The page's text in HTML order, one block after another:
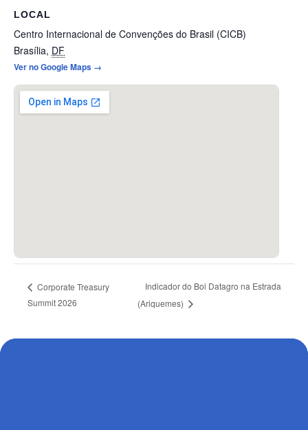
LOCAL
Centro Internacional de Convenções do Brasil (CICB)
Brasília, DF
Ver no Google Maps →
Corporate Treasury
Summit 2026
Indicador do Boi Datagro na Estrada
(Ariquemes)